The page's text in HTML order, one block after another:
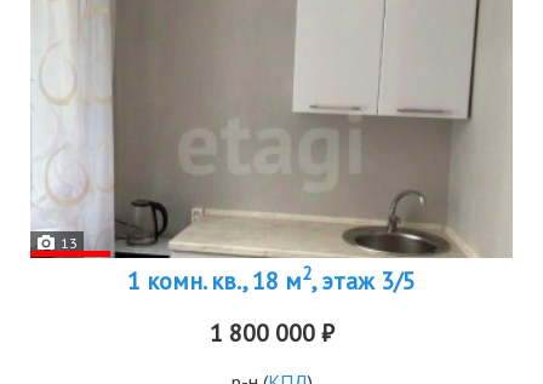
13
1 комн. кв., 18 м2, этаж 3/5
1 800 000 ₽